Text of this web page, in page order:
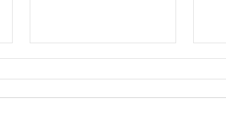
İstanbul'da Köpek
Yayın tarihi: Mart 2026 |
Bir